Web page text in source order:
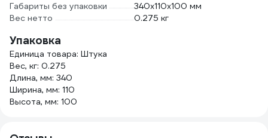
Габариты без упаковки
340х110х100 мм
Вес нетто
0.275 кг
Упаковка
Единица товара: Штука
Вес, кг: 0.275
Длина, мм: 340
Ширина, мм: 110
Высота, мм: 100